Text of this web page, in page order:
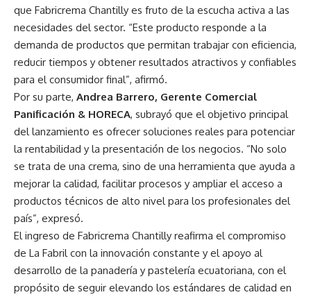
que Fabricrema Chantilly es fruto de la escucha activa a las
necesidades del sector. “Este producto responde a la
demanda de productos que permitan trabajar con eficiencia,
reducir tiempos y obtener resultados atractivos y confiables
para el consumidor final”, afirmó.
Por su parte, Andrea Barrero, Gerente Comercial
Panificación & HORECA, subrayó que el objetivo principal
del lanzamiento es ofrecer soluciones reales para potenciar
la rentabilidad y la presentación de los negocios. “No solo
se trata de una crema, sino de una herramienta que ayuda a
mejorar la calidad, facilitar procesos y ampliar el acceso a
productos técnicos de alto nivel para los profesionales del
país”, expresó.
El ingreso de Fabricrema Chantilly reafirma el compromiso
de La Fabril con la innovación constante y el apoyo al
desarrollo de la panadería y pastelería ecuatoriana, con el
propósito de seguir elevando los estándares de calidad en